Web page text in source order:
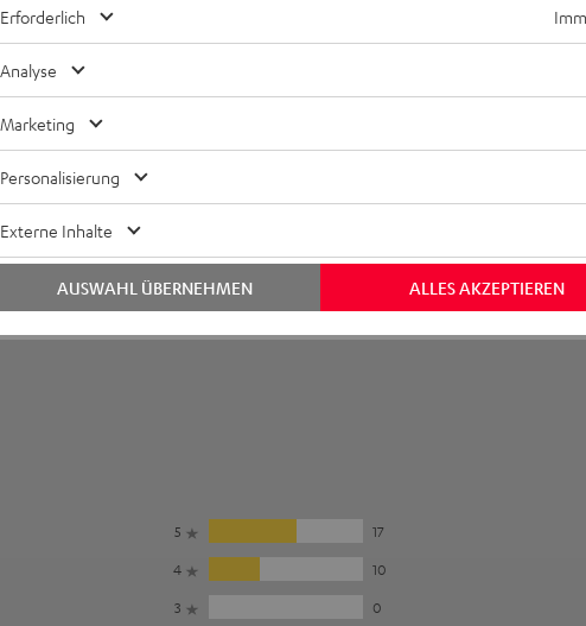
5
17
4
10
3
0
Erforderlich
Analyse
Marketing
Personalisierung
Externe Inhalte
ALLES AKZEPTIEREN
AUSWAHL ÜBERNEHMEN